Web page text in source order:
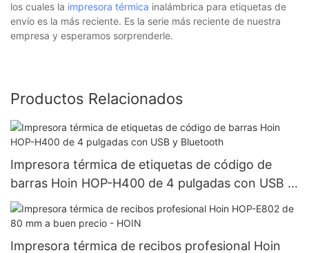
los cuales la impresora térmica inalámbrica para etiquetas de
envío es la más reciente. Es la serie más reciente de nuestra
empresa y esperamos sorprenderle.
Productos Relacionados
Impresora térmica de etiquetas de código de
barras Hoin HOP-H400 de 4 pulgadas con USB y
Bluetooth
Impresora térmica de recibos profesional Hoin